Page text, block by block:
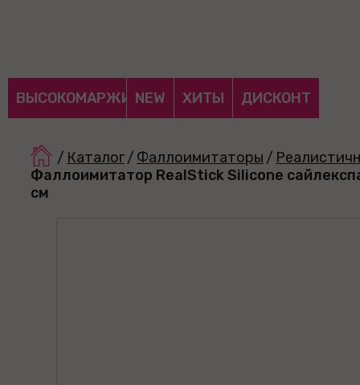
ВЫСОКОМАРЖИНАЛЬНЫЕ
NEW ХИТЫ ДИСКОНТ
/ Каталог/ Фаллоимитаторы /
Фаллоимитатор RealStick Silicone
см